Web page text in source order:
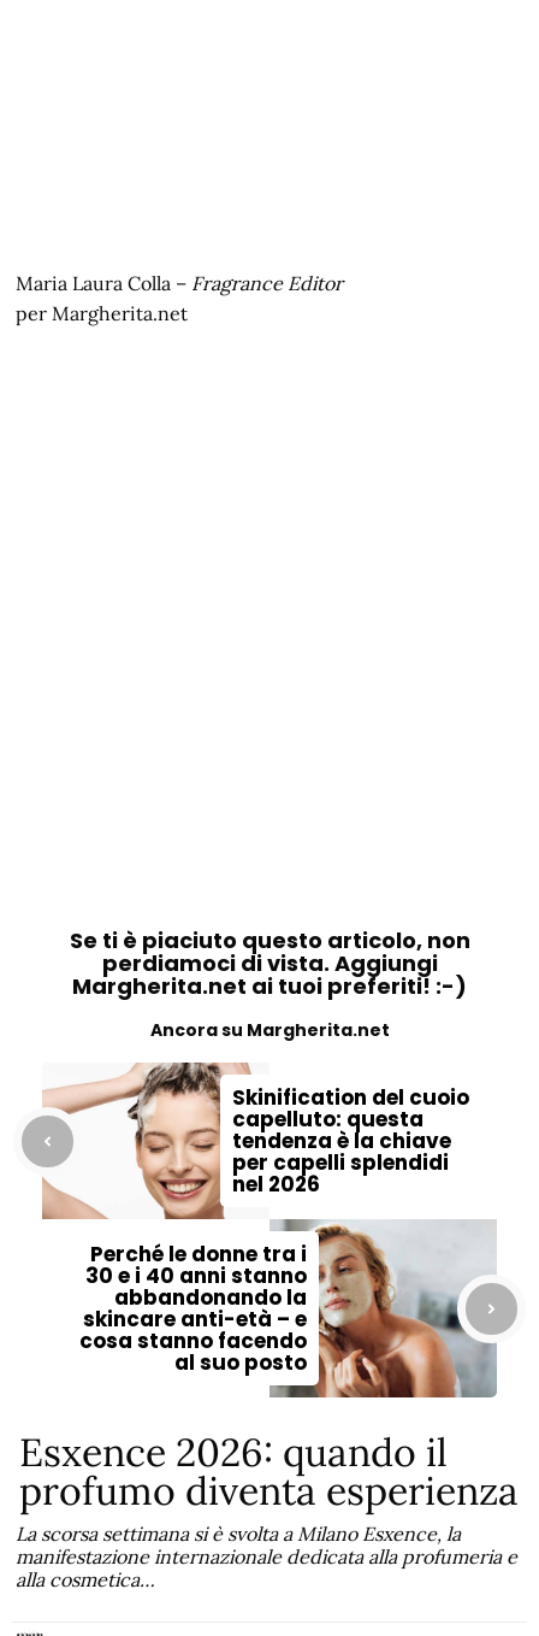
Maria Laura Colla – Fragrance Editor
per Margherita.net
Se ti è piaciuto questo articolo, non
perdiamoci di vista. Aggiungi
Margherita.net ai tuoi preferiti! :-)
Ancora su Margherita.net
Skinification del cuoio
capelluto: questa
tendenza è la chiave
per capelli splendidi
nel 2026
Perché le donne tra i
30 e i 40 anni stanno
abbandonando la
skincare anti-età – e
cosa stanno facendo
al suo posto
Esxence 2026: quando il
profumo diventa esperienza
La scorsa settimana si è svolta a Milano Esxence, la
manifestazione internazionale dedicata alla profumeria e
alla cosmetica…